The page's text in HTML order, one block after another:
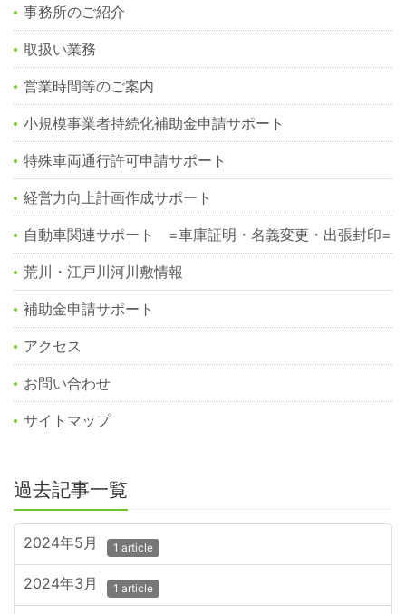
事務所のご紹介
取扱い業務
営業時間等のご案内
小規模事業者持続化補助金申請サポート
特殊車両通行許可申請サポート
経営力向上計画作成サポート
自動車関連サポート =車庫証明・名義変更・出張封印=
荒川・江戸川河川敷情報
補助金申請サポート
アクセス
お問い合わせ
サイトマップ
過去記事一覧
2024年5月 1 article
2024年3月 1 article